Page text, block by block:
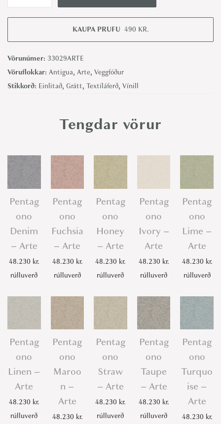
t
u
r
a
a
n
A
r
t
e
q
t
i
t
y
KAUPA PRUFU 490 KR.
Vörunúmer: 33029ARTE
Vöruflokkar: Antigua, Arte, Veggfóður
Stikkorð: Einlitað, Grátt, Textíláferð, Vínill
Tengdar vörur
Pentag
ono
Denim
– Arte
48.230 kr.
rúlluverð
Pentag
ono
Fuchsia
– Arte
48.230 kr.
rúlluverð
Pentag
ono
Honey
– Arte
48.230 kr.
rúlluverð
Pentag
ono
Ivory –
Arte
48.230 kr.
rúlluverð
Pentag
ono
Lime –
Arte
48.230 kr.
rúlluverð
Pentag
ono
Linen –
Arte
48.230 kr.
rúlluverð
Pentag
ono
Maroo
n –
Arte
48.230 kr.
Pentag
ono
Straw
– Arte
48.230 kr.
rúlluverð
Pentag
ono
Taupe
– Arte
48.230 kr.
rúlluverð
Pentag
ono
Turquo
ise –
Arte
48.230 kr.